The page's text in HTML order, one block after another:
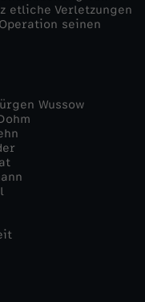
etliche Verletzungen
seinen
Wussow